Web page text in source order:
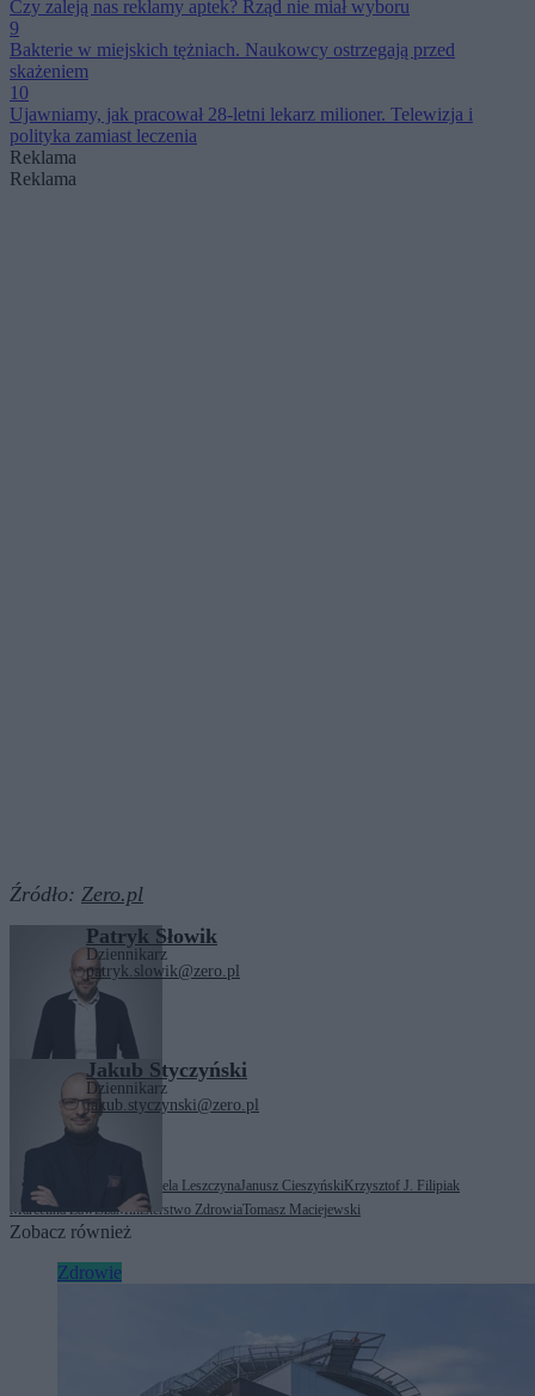
Czy zaleją nas reklamy aptek? Rząd nie miał wyboru
9
Bakterie w miejskich tężniach. Naukowcy ostrzegają przed
skażeniem
10
Ujawniamy, jak pracował 28-letni lekarz milioner. Telewizja i
polityka zamiast leczenia
Reklama
Reklama
Źródło: Zero.pl
Patryk Słowik
Dziennikarz
patryk.slowik@zero.pl
Jakub Styczyński
Dziennikarz
jakub.styczynski@zero.pl
Tagi: Andrzej M. Fal Izabela LeszczynaJanusz Cieszyński Krzysztof J. Filipiak
Marcelina ZawiszaMinisterstwo ZdrowiaTomasz Maciejewski
Zobacz również
Zdrowie